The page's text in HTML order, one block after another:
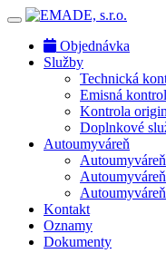
Objednávka
Služby
Technická
Emisná
Kontrola
Doplnkové
Autoumyváreň
Kontakt
Oznamy
Dokumenty